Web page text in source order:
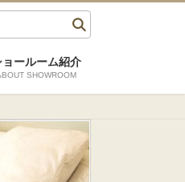
ョールーム紹介
SHOWROOM